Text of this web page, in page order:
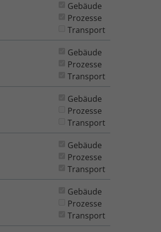
Gebäude
Prozesse
Transport
Gebäude
Prozesse
Transport
Gebäude
Prozesse
Transport
Gebäude
Prozesse
Transport
Gebäude
Prozesse
Transport